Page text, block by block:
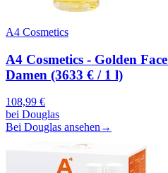
A4 Cosmetics
A4 Cosmetics - Golden
Damen (3633 € / 1 l)
108,99 €
bei Douglas
Bei Douglas ansehen →